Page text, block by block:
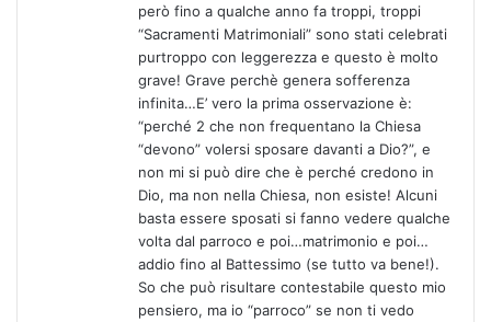
però fino a qualche anno fa troppi, troppi
“Sacramenti Matrimoniali” sono stati celebrati
purtroppo con leggerezza e questo è molto
grave! Grave perchè genera sofferenza
infinita…E’ vero la prima osservazione è:
“perché 2 che non frequentano la Chiesa
“devono” volersi sposare davanti a Dio?”, e
non mi si può dire che è perché credono in
Dio, ma non nella Chiesa, non esiste! Alcuni
basta essere sposati si fanno vedere qualche
volta dal parroco e poi…matrimonio e poi…
addio fino al Battessimo (se tutto va bene!).
So che può risultare contestabile questo mio
pensiero, ma io “parroco” se non ti vedo